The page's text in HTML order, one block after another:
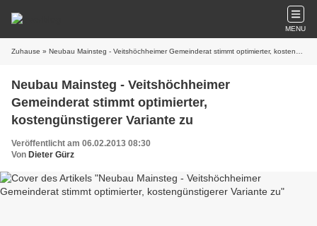
MENU
Zuhause » Neubau Mainsteg - Veitshöchheimer Gemeinderat stimmt optimierter, kostengünstigerer Variante zu
Neubau Mainsteg - Veitshöchheimer
Gemeinderat stimmt optimierter,
kostengünstigerer Variante zu
Veröffentlicht am 06.02.2013 08:30
Von Dieter Gürz